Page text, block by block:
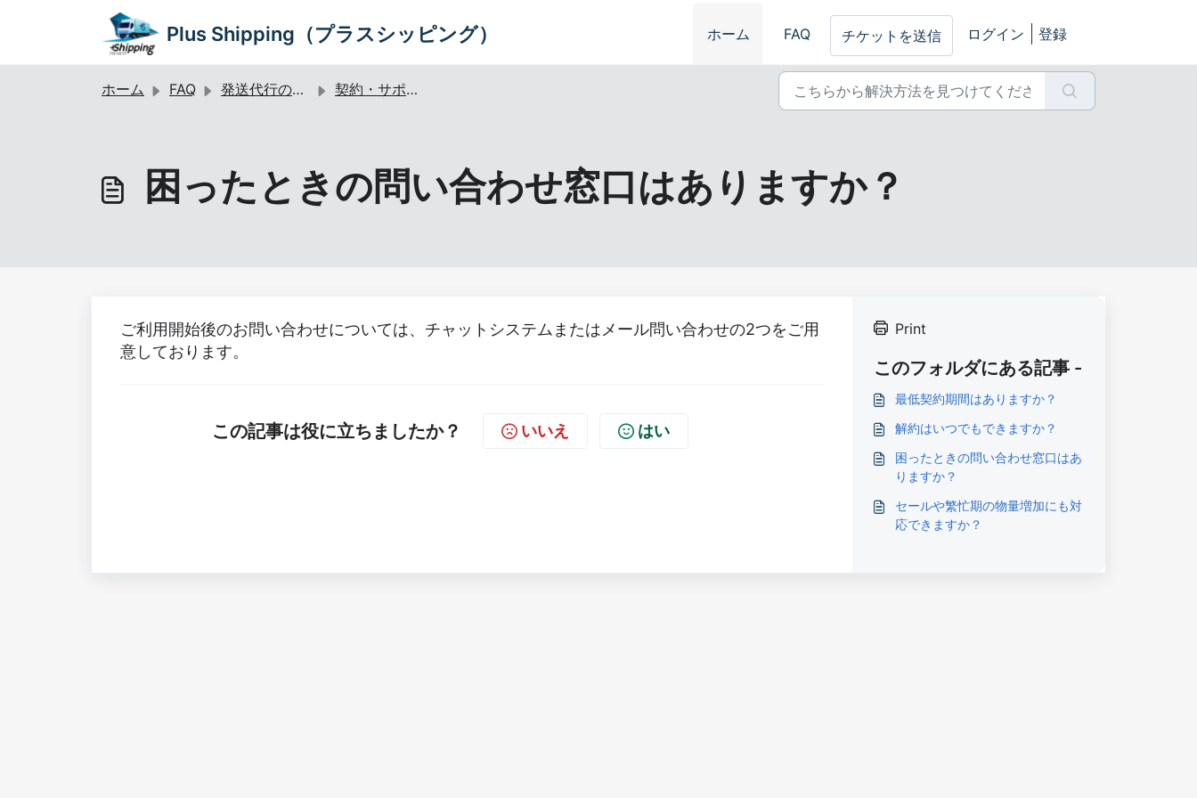
メインコンテンツに移動
Plus Shipping（プラスシッピング） ホーム FAQ チケットを送信 ログイン 登録
ホーム FAQ 発送代行のご利用・お申し込みについて 契約・サポート
困ったときの問い合わせ窓口はありますか？
ご利用開始後のお問い合わせについては、チャットシステムまたはメール問い合わせの2つをご用
意しております。
この記事は役に立ちましたか？ いいえ はい
Print
このフォルダにある記事 -
最低契約期間はありますか？
解約はいつでもできますか？
困ったときの問い合わせ窓口はあ
りますか？
セールや繁忙期の物量増加にも対
応できますか？